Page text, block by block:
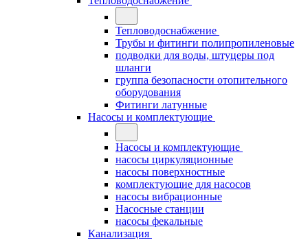
Тепловодоснабжение
Трубы и фитинги полипропиленовые
подводки для воды, штуцеры под
шланги
группа безопасности отопительного
оборудования
Фитинги латунные
Насосы и комплектующие
Насосы и комплектующие
насосы циркуляционные
насосы поверхностные
комплектующие для насосов
насосы вибрационные
Насосные станции
насосы фекальные
Канализация